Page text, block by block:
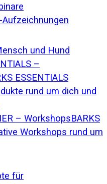
Aufzeichnungen
und Hund
–
ESSENTIALS
rund um dich und
– WorkshopsBARKS
Workshops rund um
für